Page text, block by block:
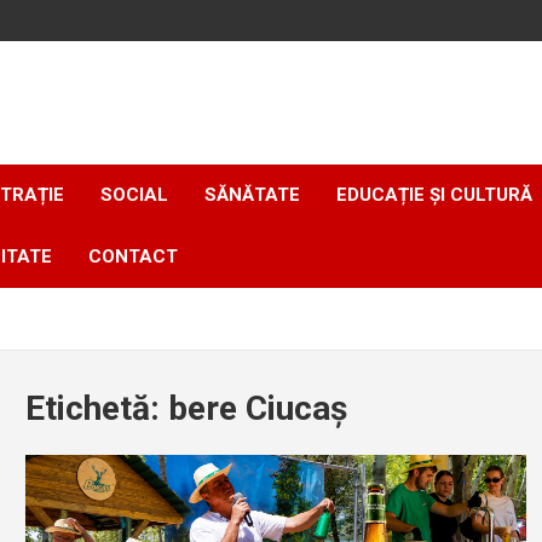
SOCIAL SĂNĂTATE EDUCAȚIE ȘI CULTURĂ
CONTACT
Etichetă: bere Ciucaș